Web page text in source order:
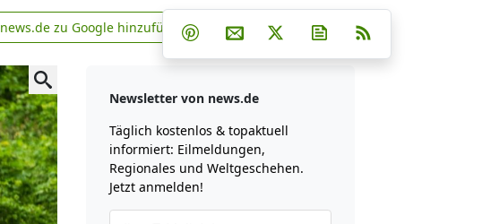
news.de zu Google hinzufügen
news.de zu Google hinzufügen Teilen auf Facebook
Teilen auf Whatsapp
Teilen auf Telegram
Teilen auf Pinterest
Per E-Mail teilen
Post auf XNewsletter
Newsletter von news.de
Täglich kostenlos & topaktuell
informiert: Eilmeldungen,
Regionales und Weltgeschehen.
Jetzt anmelden!